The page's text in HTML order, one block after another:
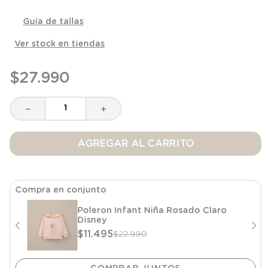
Guía de tallas
Ver stock en tiendas
$27.990
＋
－
AGREGAR AL CARRITO
Compra en conjunto
Poleron Infant Niña Rosado Claro
Disney
$11.495$22.990